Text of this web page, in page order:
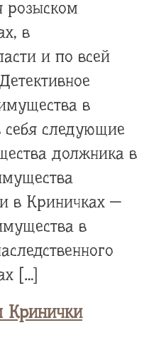
розыском
в
и по всей
в
себя следующие
должника в
в Криничках —
в
[…]
Кринички